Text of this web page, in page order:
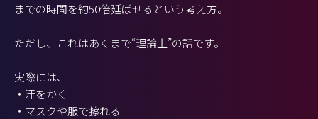
までの時間を約50倍延ばせるという考え方。
ただし、これはあくまで“理論上”の話です。
実際には、
・汗をかく
・マスクや服で擦れる